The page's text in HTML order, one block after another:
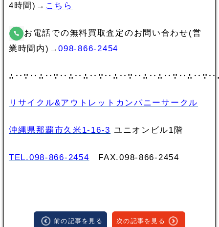
4時間)→ こちら
お電話での無料買取査定のお問い合わせ(営
業時間内)→098-866-2454
リサイクル&アウトレットカンパニーサークル
沖縄県那覇市久米1-16-3 ユニオンビル1階
TEL.098-866-2454 FAX.098‐866‐2454
前の記事を見る 次の記事を見る